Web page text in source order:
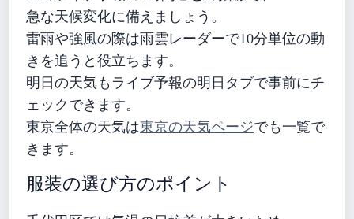
急な天候変化に備えましょう。
雷雨や強風の際は雨雲レーダーで10分単位の動
きを追うと役立ちます。
明日の天気もライブ予報の明日タブで事前にチ
ェックできます。
東京全体の天気は東京の天気ページでも一覧で
きます。
服装の選び方のポイント